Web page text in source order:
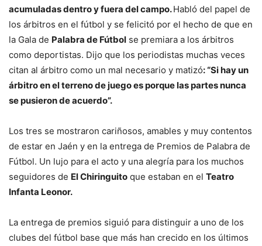
acumuladas dentro y fuera del campo.Habló del papel de
los árbitros en el fútbol y se felicitó por el hecho de que en
la Gala de Palabra de Fútbol se premiara a los árbitros
como deportistas. Dijo que los periodistas muchas veces
citan al árbitro como un mal necesario y matizó: “Si hay un
árbitro en el terreno de juego es porque las partes nunca
se pusieron de acuerdo”.
Los tres se mostraron cariñosos, amables y muy contentos
de estar en Jaén y en la entrega de Premios de Palabra de
Fútbol. Un lujo para el acto y una alegría para los muchos
seguidores de El Chiringuito que estaban en el Teatro
Infanta Leonor.
La entrega de premios siguió para distinguir a uno de los
clubes del fútbol base que más han crecido en los últimos